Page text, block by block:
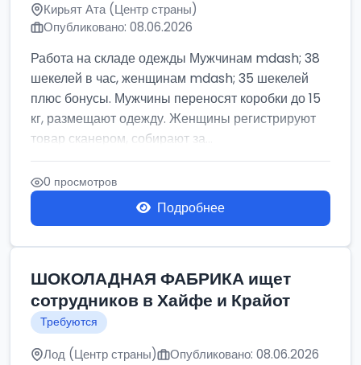
Кирьят Ата (Центр страны)
Опубликовано: 08.06.2026
Работа на складе одежды Мужчинам mdash; 38
шекелей в час, женщинам mdash; 35 шекелей
плюс бонусы. Мужчины переносят коробки до 15
кг, размещают одежду. Женщины регистрируют
товар сканером, собирают за...
0 просмотров
Подробнее
ШОКОЛАДНАЯ ФАБРИКА ищет
сотрудников в Хайфе и Крайот
Требуются
Лод (Центр страны) Опубликовано: 08.06.2026